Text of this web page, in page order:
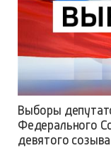
Выборы
Федерального
девятого созыва